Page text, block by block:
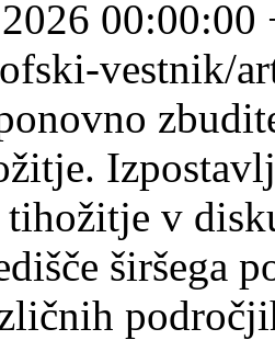
00:00:00
vestnik/
v
širšega